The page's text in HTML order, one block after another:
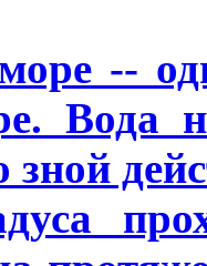
--
Вода